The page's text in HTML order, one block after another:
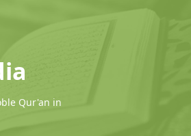
Qur'an in